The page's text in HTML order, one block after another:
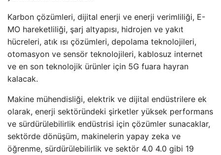
Karbon çözümleri, dijital enerji ve enerji verimliliği, E-
MO hareketliliği, şarj altyapısı, hidrojen ve yakıt
hücreleri, atık ısı çözümleri, depolama teknolojileri,
otomasyon ve sensör teknolojileri, kablosuz internet
ve en son teknolojik ürünler için 5G fuara hayran
kalacak.
Makine mühendisliği, elektrik ve dijital endüstrilere ek
olarak, enerji sektöründeki şirketler yüksek performans
ve sürdürülebilirlik endüstrisi için çözümler sunacaklar,
sektörde dönüşüm, makinelerin yapay zeka ve
öğrenme, sürdürülebilirlik ve sektör 4.0 4.0 gibi 19